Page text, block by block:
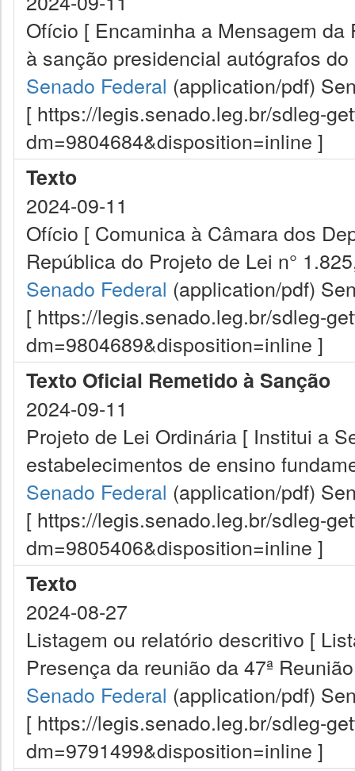
Ofício [ Encaminha a Mensagem
à sanção presidencial autógrafos
Senado Federal (application/pdf)
[ https://legis.senado.leg.br/sdleg-
dm=9804684&disposition=inline ]
Texto
2024-09-11
Ofício [ Comunica à Câmara dos
República do Projeto de Lei n°
Senado Federal (application/pdf)
[ https://legis.senado.leg.br/sdleg-
dm=9804689&disposition=inline ]
Texto Oficial Remetido à Sanção
2024-09-11
Projeto de Lei Ordinária [ Institui a
estabelecimentos de ensino
Senado Federal (application/pdf)
[ https://legis.senado.leg.br/sdleg-
dm=9805406&disposition=inline ]
Texto
2024-08-27
Listagem ou relatório descritivo [
Presença da reunião da 47ª
Senado Federal (application/pdf)
[ https://legis.senado.leg.br/sdleg-
dm=9791499&disposition=inline ]